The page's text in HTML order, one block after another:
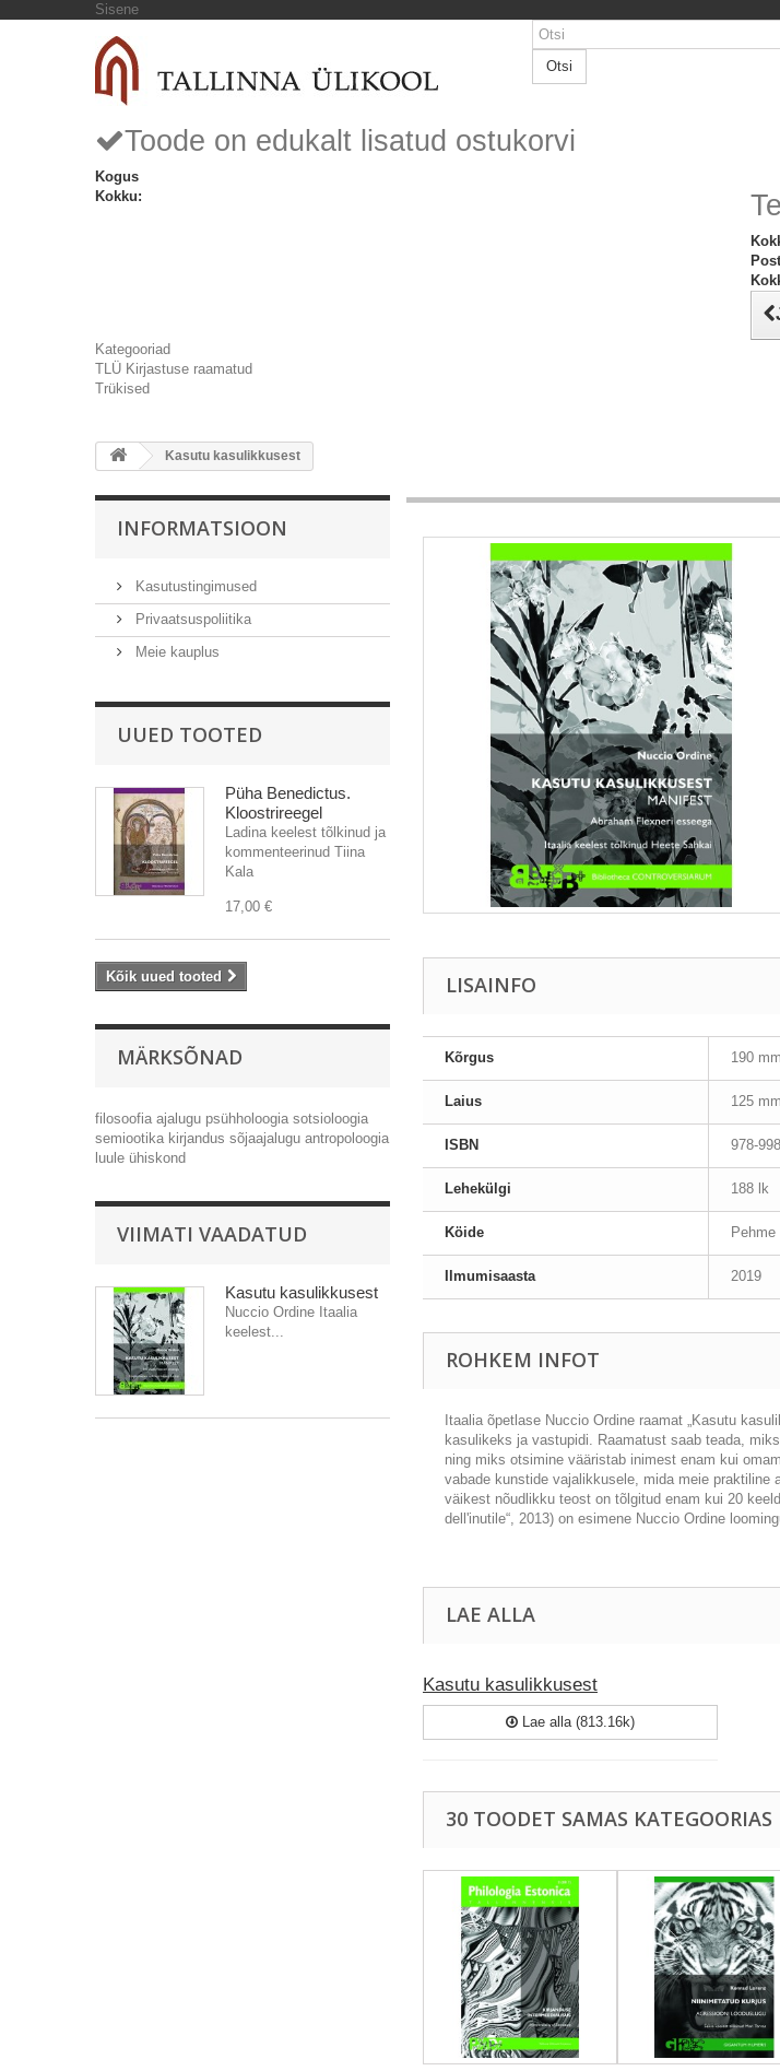
Sisene
Otsi
Toode on edukalt lisatud ostukorvi
Kogus
Kokku:
Kategooriad
TLÜ Kirjastuse raamatud
Trükised
Kasutu kasulikkusest
INFORMATSIOON
Kasutustingimused
Privaatsuspoliitika
Meie kauplus
UUED TOOTED
Püha Benedictus.
Kloostrireegel
Ladina keelest tõlkinud ja
kommenteerinud Tiina
Kala
17,00 €
Kõik uued tooted
MÄRKSÕNAD
filosoofia ajalugu psühholoogia sotsioloogia
semiootika kirjandus sõjaajalugu antropoloogia
luule ühiskond
VIIMATI VAADATUD
Kasutu kasulikkusest
Nuccio Ordine Itaalia
keelest...
LISAINFO
Kõrgus 190 mm
Laius 125 mm
ISBN 978-
Lehekülgi 188 lk
Köide
Ilmumisaasta 2019
ROHKEM INFOT
Itaalia õpetlase Nuccio Ordine raamat „Kasutu
kasulikeks ja vastupidi. Raamatust saab teada,
ning miks otsimine vääristab inimest enam kui
vabade kunstide vajalikkusele, mida meie praktiline
väikest nõudlikku teost on tõlgitud enam kui 20
dell'inutile“, 2013) on esimene Nuccio Ordine
LAE ALLA
Kasutu kasulikkusest
Lae alla (813.16k)
30 TOODET SAMAS KATEGOORIAS